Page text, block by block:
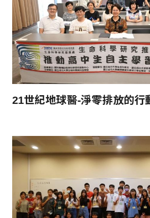
21世紀地球醫-淨零排放的行